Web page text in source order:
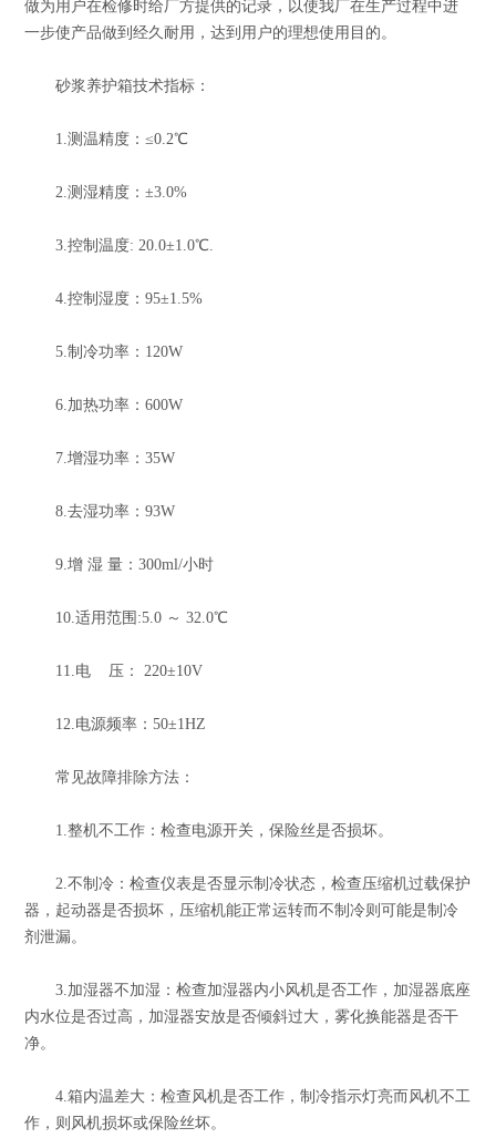
做为用户在检修时给厂方提供的记录，以使我厂在生产过程中进
一步使产品做到经久耐用，达到用户的理想使用目的。
砂浆养护箱技术指标：
1.测温精度：≤0.2℃
2.测湿精度：±3.0%
3.控制温度: 20.0±1.0℃.
4.控制湿度：95±1.5%
5.制冷功率：120W
6.加热功率：600W
7.增湿功率：35W
8.去湿功率：93W
9.增 湿 量：300ml/小时
10.适用范围:5.0 ～ 32.0℃
11.电 压： 220±10V
12.电源频率：50±1HZ
常见故障排除方法：
1.整机不工作：检查电源开关，保险丝是否损坏。
2.不制冷：检查仪表是否显示制冷状态，检查压缩机过载保护
器，起动器是否损坏，压缩机能正常运转而不制冷则可能是制冷
剂泄漏。
3.加湿器不加湿：检查加湿器内小风机是否工作，加湿器底座
内水位是否过高，加湿器安放是否倾斜过大，雾化换能器是否干
净。
4.箱内温差大：检查风机是否工作，制冷指示灯亮而风机不工
作，则风机损坏或保险丝坏。